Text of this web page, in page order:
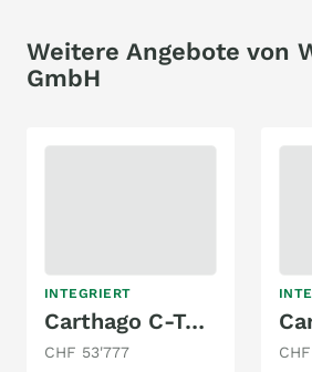
Weitere Angebote von
GmbH
INTEGRIERT
Carthago C-Tourer I143
CHF 53'777